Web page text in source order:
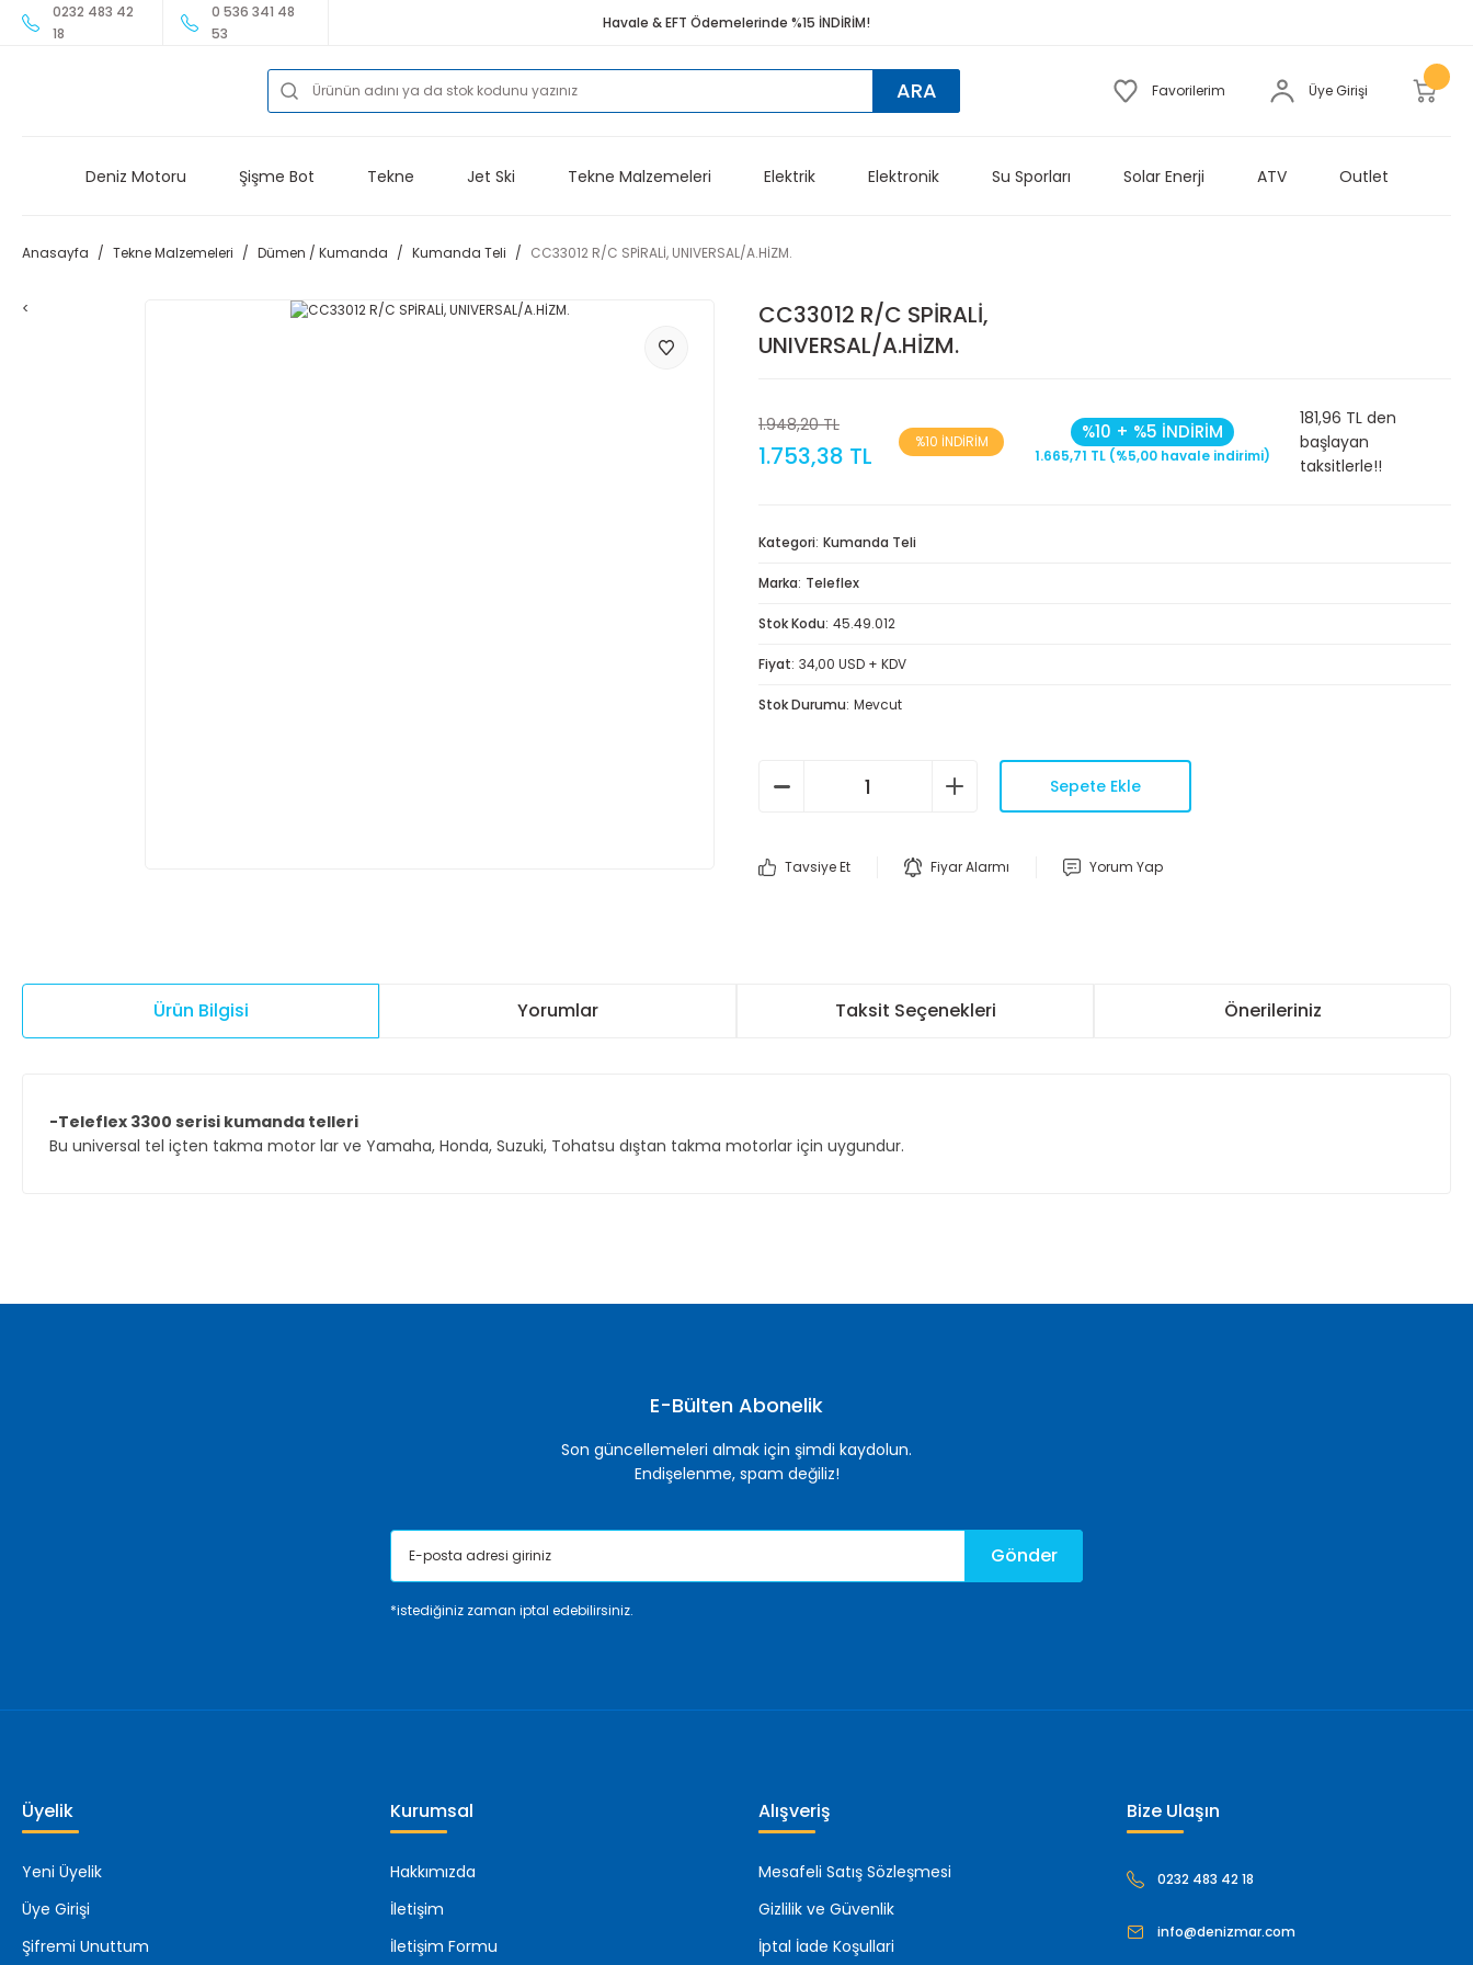
0232 483 42
18
0 536 341 48
53
Havale & EFT Ödemelerinde %15 İNDİRİM!
ARA Favorilerim Üye Girişi
Deniz Motoru Şişme Bot Tekne Jet Ski Tekne Malzemeleri Elektrik Elektronik Su Sporları Solar Enerji ATV Outlet
Anasayfa Tekne Malzemeleri Dümen / Kumanda Kumanda Teli CC33012 R/C SPİRALİ, UNIVERSAL/A.HİZM.
<
CC33012 R/C SPİRALİ,
UNIVERSAL/A.HİZM.
1.948,20 TL
1.753,38 TL %10 İNDİRİM %10 + %5 İNDİRİM
1.665,71 TL (%5,00 havale indirimi)
181,96 TL den
başlayan
taksitlerle!!
Kategori Kumanda Teli
Marka Teleflex
Stok Kodu 45.49.012
Fiyat 34,00 USD + KDV
Stok Durumu Mevcut
Sepete Ekle
Tavsiye Et Fiyar Alarmı Yorum Yap
Ürün Bilgisi Yorumlar Taksit Seçenekleri Önerileriniz
-Teleflex 3300 serisi kumanda telleri
Bu universal tel içten takma motor lar ve Yamaha, Honda, Suzuki, Tohatsu dıştan takma motorlar için uygundur.
E-Bülten Abonelik
Son güncellemeleri almak için şimdi kaydolun.
Endişelenme, spam değiliz!
Gönder
*istediğiniz zaman iptal edebilirsiniz.
Üyelik
Yeni Üyelik
Üye Girişi
Şifremi Unuttum
Kurumsal
Hakkımızda
İletişim
İletişim Formu
Alışveriş
Mesafeli Satış Sözleşmesi
Gizlilik ve Güvenlik
İptal İade Koşullari
Bize Ulaşın
0232 483 42 18
info@denizmar.com